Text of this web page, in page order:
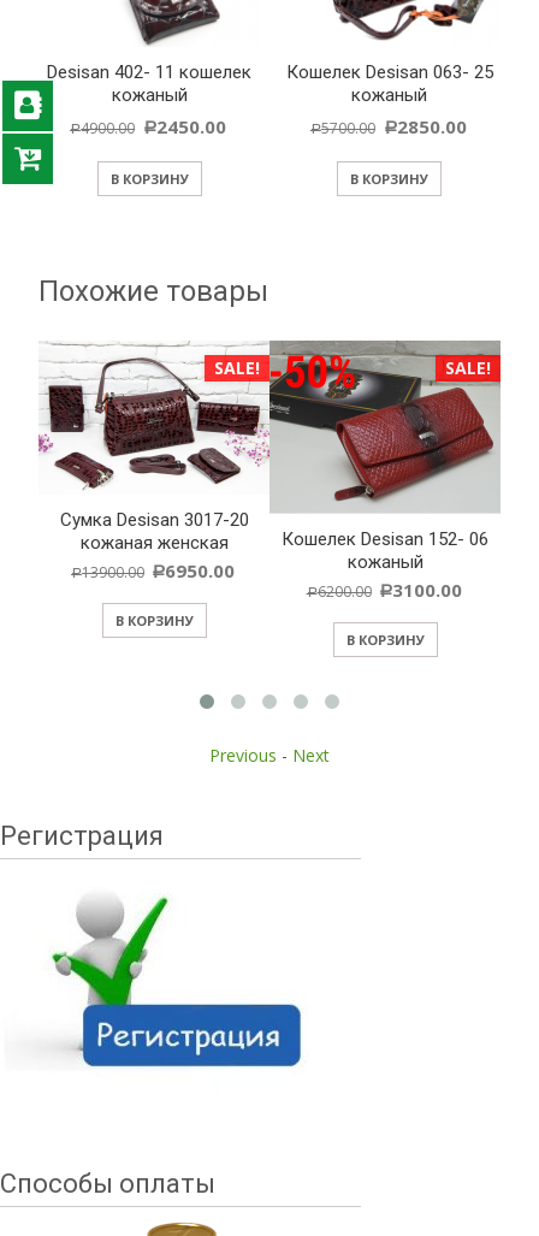
Desisan 402- 11 кошелек
кожаный
Р4900.00 Р2450.00
В КОРЗИНУ
Кошелек Desisan 063- 25
кожаный
Р5700.00 Р2850.00
В КОРЗИНУ
Похожие товары
SALE!
Cумка Desisan 3017-20
кожаная женская
Р13900.00 Р6950.00
В КОРЗИНУ
SALE!
Кошелек Desisan 152- 06
кожаный
Р6200.00 Р3100.00
В КОРЗИНУ
Previous - Next
Регистрация
Способы оплаты